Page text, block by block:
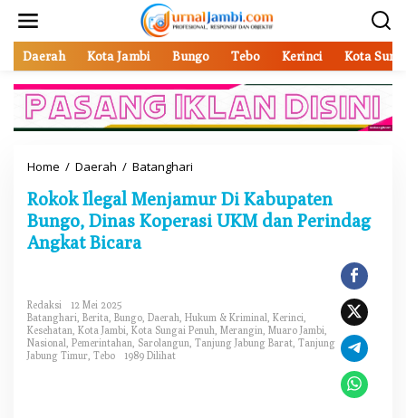
Daerah Kota Jambi Bungo Tebo Kerinci Kota
Home / Daerah / Batanghari
k
o
k
a
l
M
Rokok Ilegal Menjamur Di Kabupaten
Bungo, Dinas Koperasi UKM dan Perindag
Angkat Bicara
Redaksi
12 Mei 2025
Batanghari Berita Bungo Daerah Hukum & Kriminal Kerinci
Kesehatan Kota Jambi Kota Sungai Penuh Merangin Muaro Jambi
Nasional
Pemerintahan Sarolangun Tanjung Jabung Barat Tanjung
Jabung Timur Tebo 1989 Dilihat